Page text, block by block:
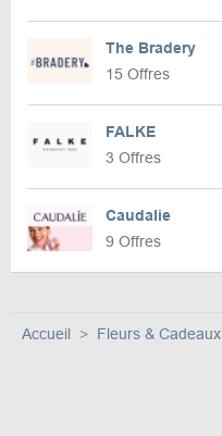
The Bradery
15 Offres
FALKE
3 Offres
Caudalie
9 Offres
Accueil Fleurs & Cadeaux